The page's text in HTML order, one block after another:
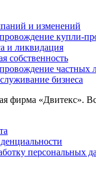
и изменений
купли-
и ликвидация
собственность
частных
бизнеса
фирма «Двитекс».
персональных